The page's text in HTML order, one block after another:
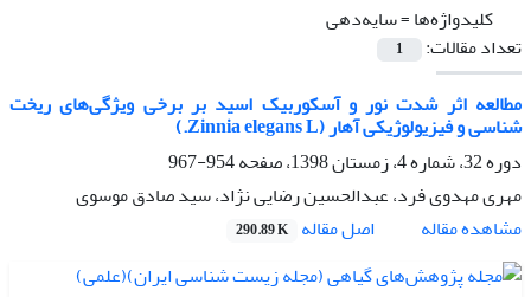
کلیدواژه‌ها =سایه‌دهی
تعداد مقالات:
1
مطالعه اثر شدت نور و آسکوربیک اسید بر برخی ویژگی‌های ریخت
شناسی و فیزیولوژیکی آهار (Zinnia elegans L.)
دوره 32، شماره 4، زمستان 1398، صفحه
954-967
مهری مهدوی فرد، عبدالحسین رضایی نژاد، سید صادق موسوی
مشاهده مقاله
اصل مقاله 290.89 K